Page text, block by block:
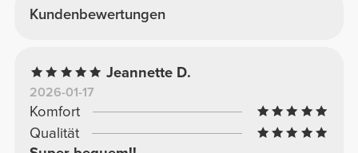
Kundenbewertungen
Jeannette D.
2026-01-17
Komfort
Qualität